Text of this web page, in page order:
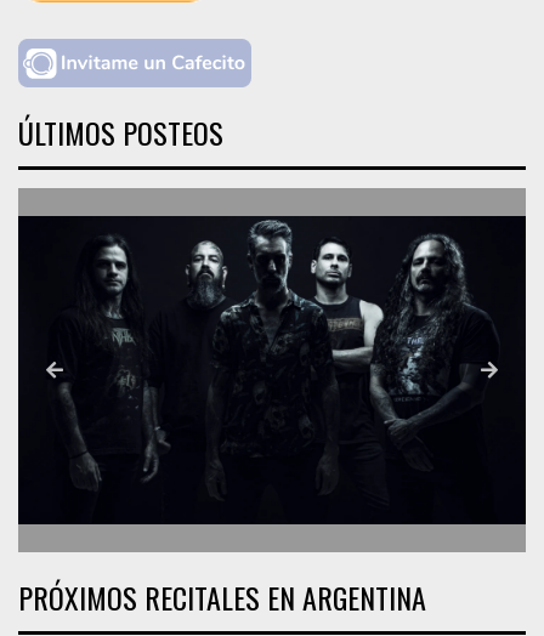
ÚLTIMOS POSTEOS
PRÓXIMOS RECITALES EN ARGENTINA